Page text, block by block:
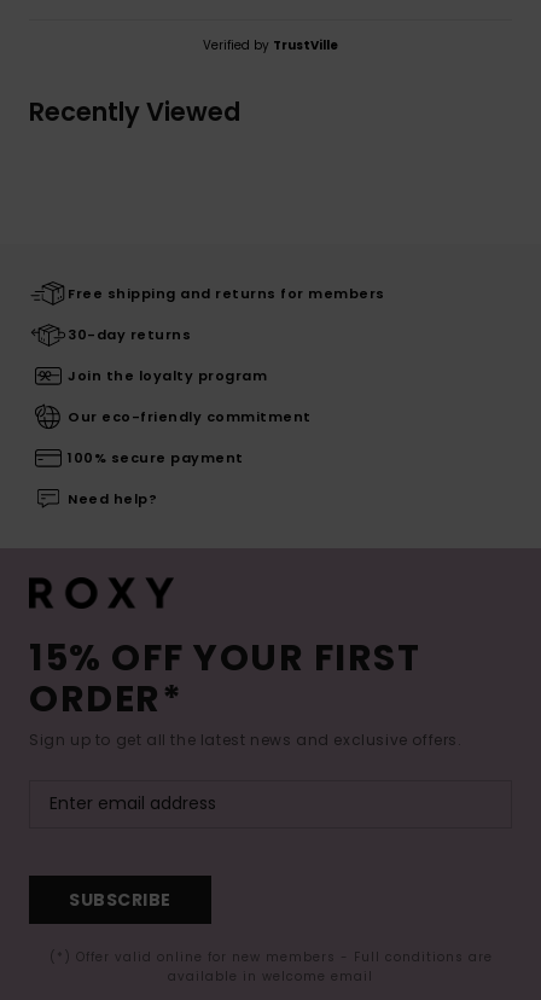
Verified by TrustVille
Recently Viewed
Free shipping and returns for members
30-day returns
Join the loyalty program
Our eco-friendly commitment
100% secure payment
Need help?
15% OFF YOUR FIRST
ORDER*
Sign up to get all the latest news and exclusive offers.
SUBSCRIBE
(*) Offer valid online for new members - Full conditions are
available in welcome email